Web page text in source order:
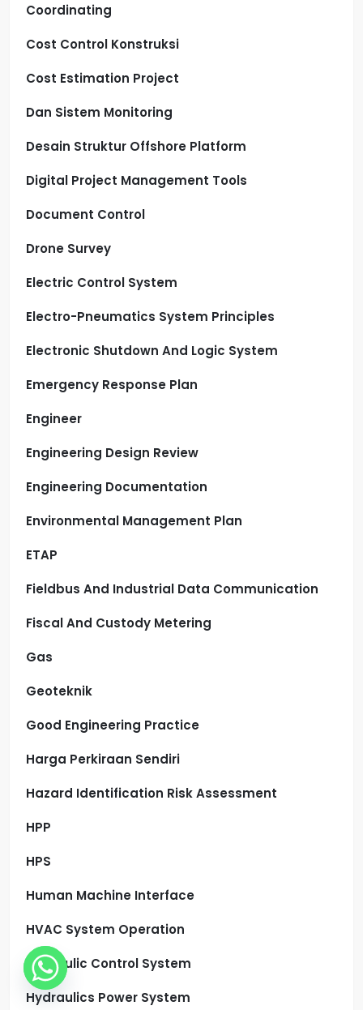
Coordinating
Cost Control Konstruksi
Cost Estimation Project
Dan Sistem Monitoring
Desain Struktur Offshore Platform
Digital Project Management Tools
Document Control
Drone Survey
Electric Control System
Electro-Pneumatics System Principles
Electronic Shutdown And Logic System
Emergency Response Plan
Engineer
Engineering Design Review
Engineering Documentation
Environmental Management Plan
ETAP
Fieldbus And Industrial Data Communication
Fiscal And Custody Metering
Gas
Geoteknik
Good Engineering Practice
Harga Perkiraan Sendiri
Hazard Identification Risk Assessment
HPP
HPS
Human Machine Interface
HVAC System Operation
Hydraulic Control System
Hydraulics Power System